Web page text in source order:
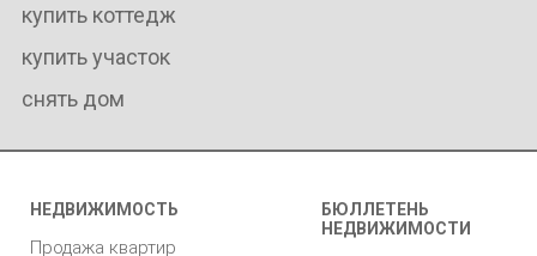
купить коттедж
купить участок
снять дом
НЕДВИЖИМОСТЬ
Продажа квартир
БЮЛЛЕТЕНЬ
НЕДВИЖИМОСТИ